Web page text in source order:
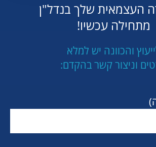
העצמאית שלך בנדל"ן
מתחילה עכשיו!
והכוונה יש למלא
וניצור קשר בהקדם: